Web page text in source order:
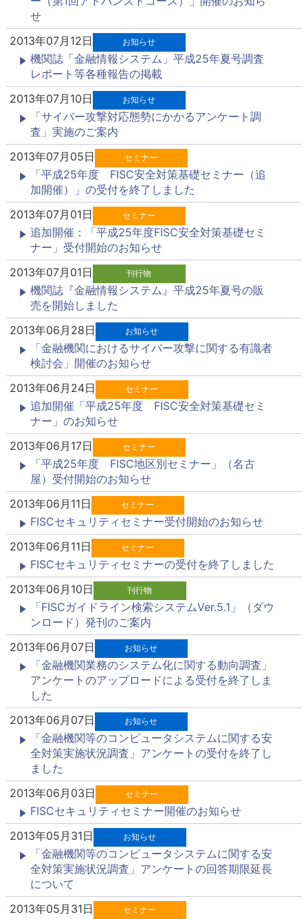
せ
2013年07月12日
お知らせ
機関誌「金融情報システム」平成25年夏号調査
レポート等各種報告の掲載
2013年07月10日
お知らせ
「サイバー攻撃対応態勢にかかるアンケート調
査」実施のご案内
2013年07月05日
セミナー
「平成25年度 FISC安全対策基礎セミナー（追
加開催）」の受付を終了しました
2013年07月01日
セミナー
追加開催：「平成25年度FISC安全対策基礎セミ
ナー」受付開始のお知らせ
2013年07月01日
刊行物
機関誌『金融情報システム』平成25年夏号の販
売を開始しました
2013年06月28日
お知らせ
「金融機関におけるサイバー攻撃に関する有識者
検討会」開催のお知らせ
2013年06月24日
セミナー
追加開催「平成25年度 FISC安全対策基礎セミ
ナー」のお知らせ
2013年06月17日
セミナー
「平成25年度 FISC地区別セミナー」（名古
屋）受付開始のお知らせ
2013年06月11日
セミナー
FISCセキュリティセミナー受付開始のお知らせ
2013年06月11日
セミナー
FISCセキュリティセミナーの受付を終了しました
2013年06月10日
刊行物
「FISCガイドライン検索システムVer.5.1」（ダウ
ンロード）発刊のご案内
2013年06月07日
お知らせ
「金融機関業務のシステム化に関する動向調査」
アンケートのアップロードによる受付を終了しま
した
2013年06月07日
お知らせ
「金融機関等のコンピュータシステムに関する安
全対策実施状況調査」アンケートの受付を終了し
ました
2013年06月03日
セミナー
FISCセキュリティセミナー開催のお知らせ
2013年05月31日
お知らせ
「金融機関等のコンピュータシステムに関する安
全対策実施状況調査」アンケートの回答期限延長
について
2013年05月31日
セミナー